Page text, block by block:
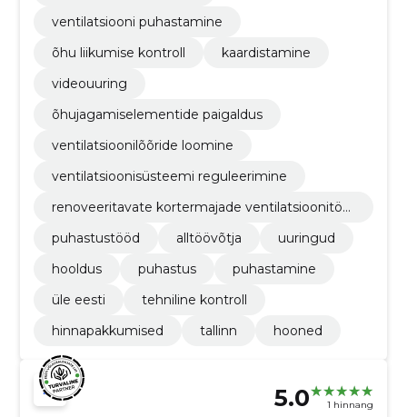
ventilatsiooni puhastamine
õhu liikumise kontroll
kaardistamine
videouuring
õhujagamiselementide paigaldus
ventilatsioonilõõride loomine
ventilatsioonisüsteemi reguleerimine
renoveeritavate kortermajade ventilatsioonitöö
puhastustööd
alltöövõtja
uuringud
hooldus
puhastus
puhastamine
üle eesti
tehniline kontroll
hinnapakkumised
tallinn hooned
5.0 1 hinnang